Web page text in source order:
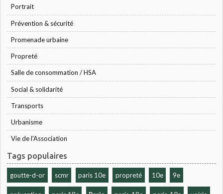
Portrait
Prévention & sécurité
Promenade urbaine
Propreté
Salle de consommation / HSA
Social & solidarité
Transports
Urbanisme
Vie de l'Association
Tags populaires
goutte-d-or scmr paris 10e propreté 10e 9e